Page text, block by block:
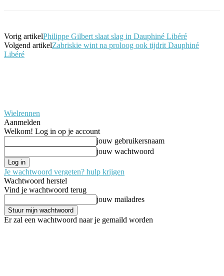
Vorig artikelPhilippe Gilbert slaat slag in Dauphiné Libéré
Volgend artikelZabriskie wint na proloog ook tijdrit Dauphiné
Libéré
Wielrennen
Aanmelden
Welkom! Log in op je account
jouw gebruikersnaam
jouw wachtwoord
Je wachtwoord vergeten? hulp krijgen
Wachtwoord herstel
Vind je wachtwoord terug
jouw mailadres
Er zal een wachtwoord naar je gemaild worden